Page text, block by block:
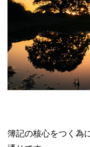
簿記の核心をつく為